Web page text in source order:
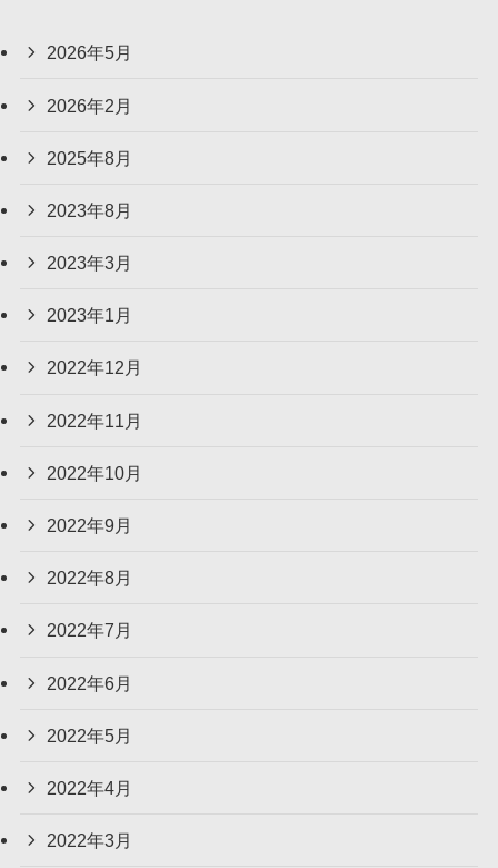
2026年5月
2026年2月
2025年8月
2023年8月
2023年3月
2023年1月
2022年12月
2022年11月
2022年10月
2022年9月
2022年8月
2022年7月
2022年6月
2022年5月
2022年4月
2022年3月